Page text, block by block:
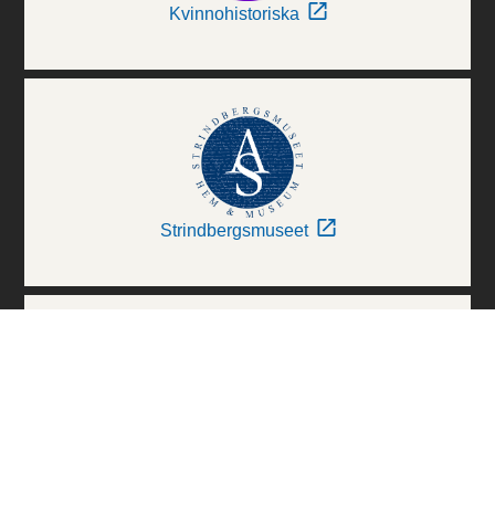
Kvinnohistoriska
Strindbergsmuseet